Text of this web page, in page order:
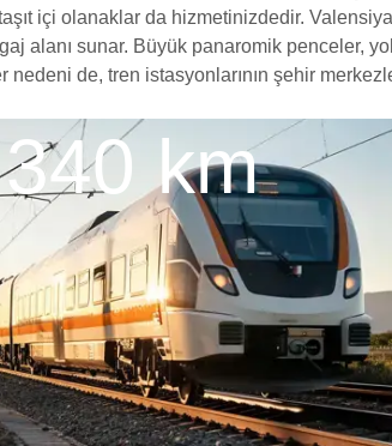
içi olanaklar da hizmetinizdedir.
alanı sunar. Büyük panaromik penceler,
de, tren istasyonlarının şehir
340 km